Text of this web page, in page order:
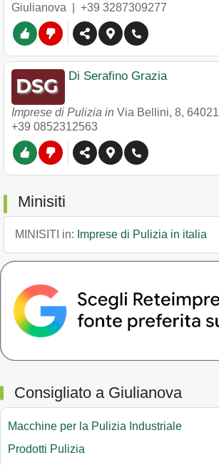
Giulianova
+39 3287309277
Di Serafino Grazia
Imprese di Pulizia in Via Bellini, 8, 64021
+39 0852312563
Minisiti
MINISITI in: Imprese di Pulizia in italia
Consigliato a Giulianova
Macchine per la Pulizia Industriale
Prodotti Pulizia